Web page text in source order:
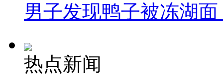
男子发现鸭子被冻湖
热点新闻